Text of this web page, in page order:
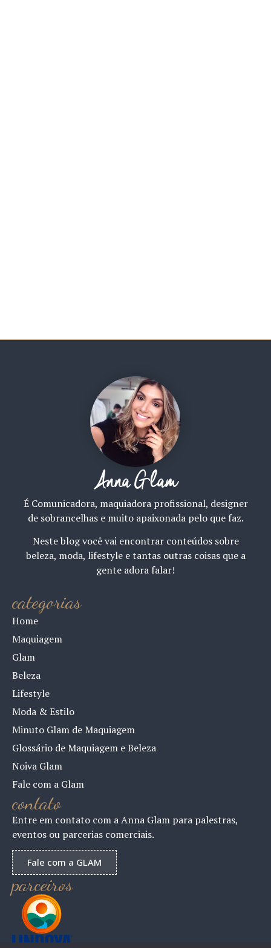
Anna Glam
É Comunicadora, maquiadora profissional, designer
de sobrancelhas e muito apaixonada pelo que faz.
Neste blog você vai encontrar conteúdos sobre
beleza, moda, lifestyle e tantas outras coisas que a
gente adora falar!
categorias
Home
Maquiagem
Glam
Beleza
Lifestyle
Moda & Estilo
Minuto Glam de Maquiagem
Glossário de Maquiagem e Beleza
Noiva Glam
Fale com a Glam
contato
Entre em contato com a Anna Glam para palestras,
eventos ou parcerias comerciais.
Fale com a GLAM
parceiros